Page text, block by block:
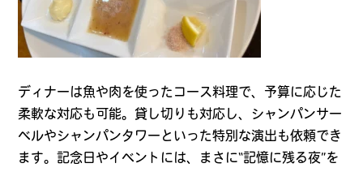
ディナーは魚や肉を使ったコース料理で、予算に応じた
柔軟な対応も可能。貸し切りも対応し、シャンパンサー
ベルやシャンパンタワーといった特別な演出も依頼でき
ます。記念日やイベントには、まさに“記憶に残る夜”を